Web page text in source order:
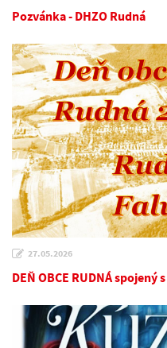
Pozvánka - DHZO Rudná
27.05.2026
DEŇ OBCE RUDNÁ spojený